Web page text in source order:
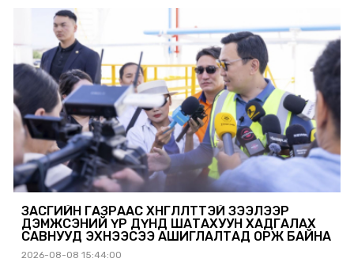
ЗАСГИЙН ГАЗРААС ХӨНГӨЛӨЛТТЭЙ ЗЭЭЛЭЭР
ДЭМЖСЭНИЙ ҮР ДҮНД ШАТАХУУН ХАДГАЛАХ
САВНУУД ЭХНЭЭСЭЭ АШИГЛАЛТАД ОРЖ БАЙНА
2026-08-08 15:44:00